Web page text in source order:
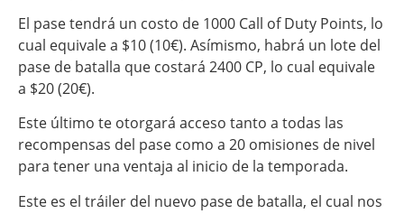
El pase tendrá un costo de 1000 Call of Duty Points, lo
cual equivale a $10 (10€). Asímismo, habrá un lote del
pase de batalla que costará 2400 CP, lo cual equivale
a $20 (20€).
Este último te otorgará acceso tanto a todas las
recompensas del pase como a 20 omisiones de nivel
para tener una ventaja al inicio de la temporada.
Este es el tráiler del nuevo pase de batalla, el cual nos